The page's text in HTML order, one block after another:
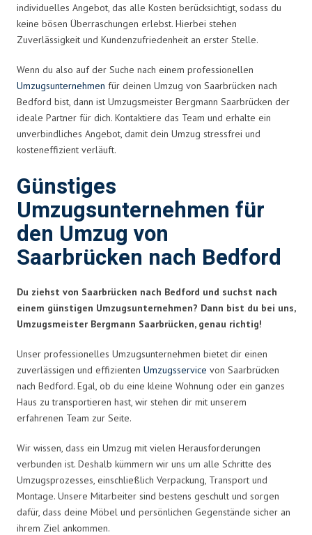
individuelles Angebot, das alle Kosten berücksichtigt, sodass du
keine bösen Überraschungen erlebst. Hierbei stehen
Zuverlässigkeit und Kundenzufriedenheit an erster Stelle.
Wenn du also auf der Suche nach einem professionellen
Umzugsunternehmen für deinen Umzug von Saarbrücken nach
Bedford bist, dann ist Umzugsmeister Bergmann Saarbrücken der
ideale Partner für dich. Kontaktiere das Team und erhalte ein
unverbindliches Angebot, damit dein Umzug stressfrei und
kosteneffizient verläuft.
Günstiges
Umzugsunternehmen für
den Umzug von
Saarbrücken nach Bedford
Du ziehst von Saarbrücken nach Bedford und suchst nach
einem günstigen Umzugsunternehmen? Dann bist du bei uns,
Umzugsmeister Bergmann Saarbrücken, genau richtig!
Unser professionelles Umzugsunternehmen bietet dir einen
zuverlässigen und effizienten Umzugsservice von Saarbrücken
nach Bedford. Egal, ob du eine kleine Wohnung oder ein ganzes
Haus zu transportieren hast, wir stehen dir mit unserem
erfahrenen Team zur Seite.
Wir wissen, dass ein Umzug mit vielen Herausforderungen
verbunden ist. Deshalb kümmern wir uns um alle Schritte des
Umzugsprozesses, einschließlich Verpackung, Transport und
Montage. Unsere Mitarbeiter sind bestens geschult und sorgen
dafür, dass deine Möbel und persönlichen Gegenstände sicher an
ihrem Ziel ankommen.